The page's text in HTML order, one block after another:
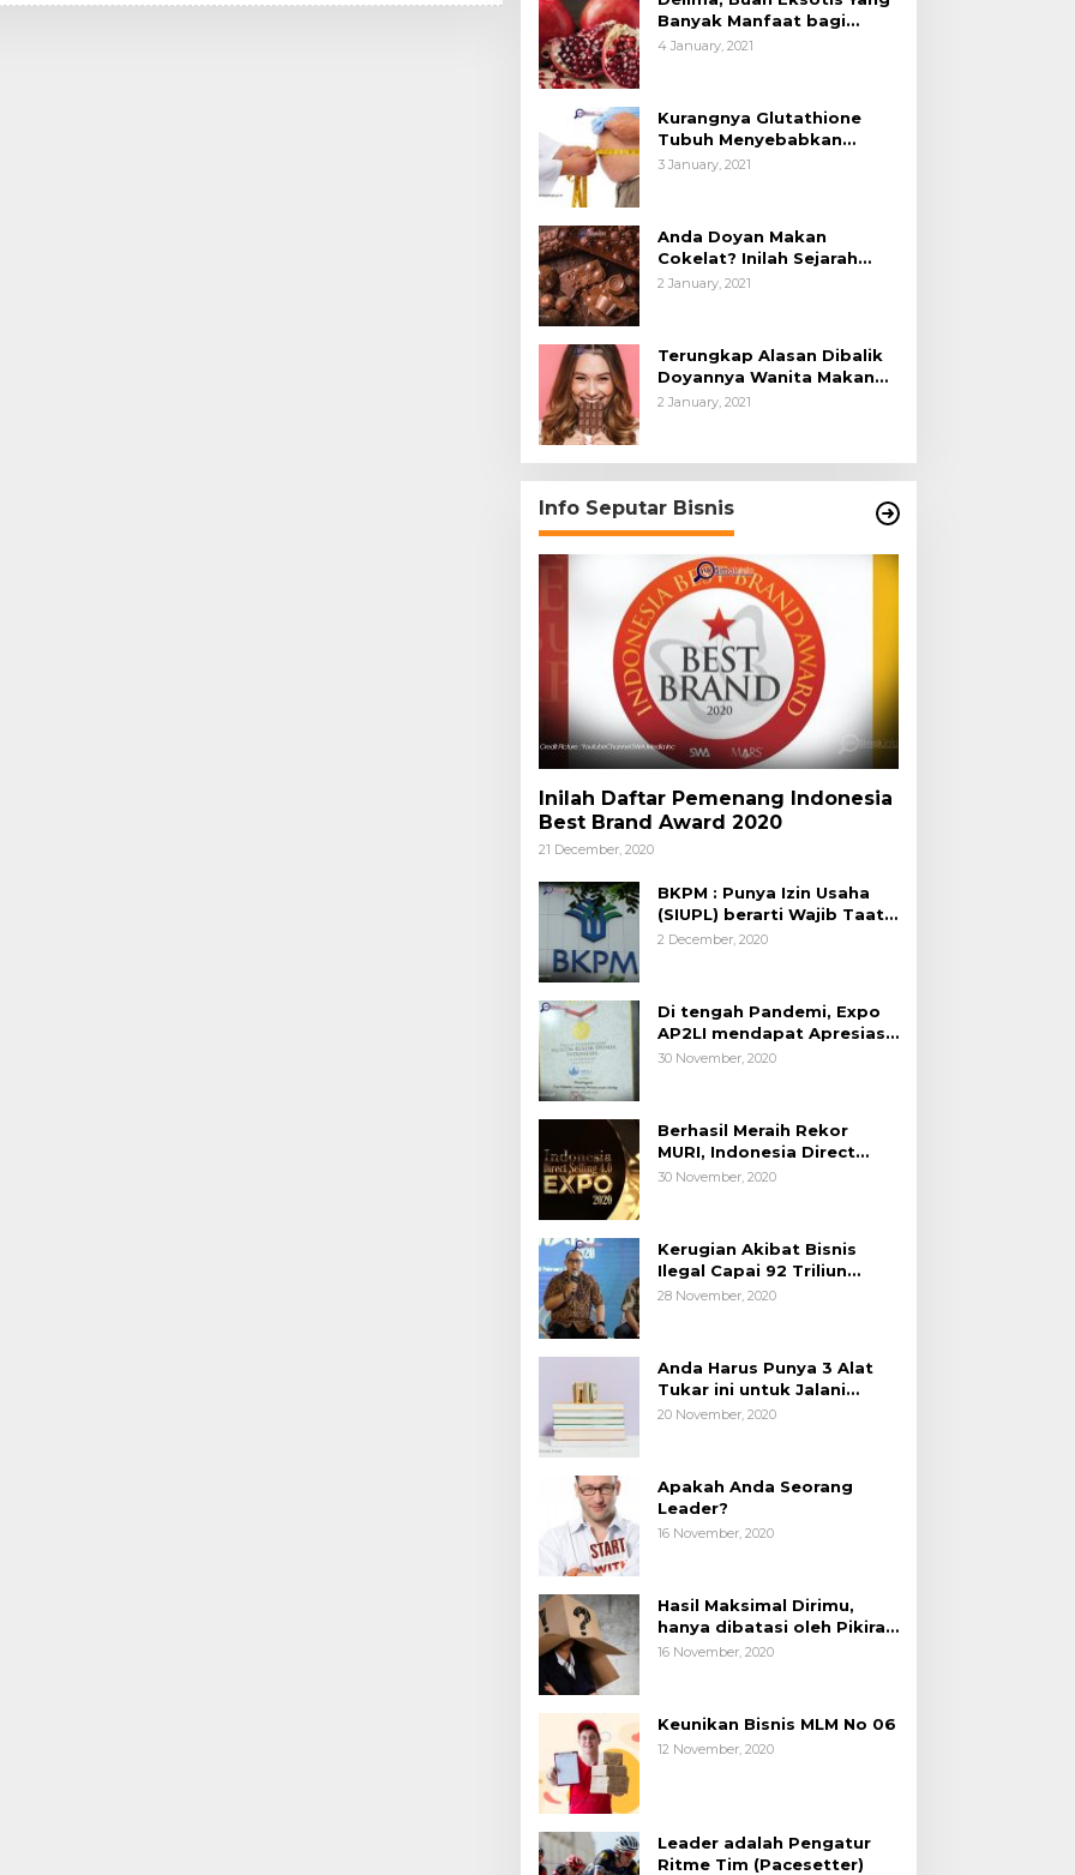
Banyak Manfaat bagi
Tubuh
4 January, 2021
Kurangnya Glutathione
Tubuh Menyebabkan
Obesitas
3 January, 2021
Anda Doyan Makan
Cokelat? Inilah Sejarah
Awalnya Cokelat di Dunia
2 January, 2021
Terungkap Alasan Dibalik
Doyannya Wanita Makan
Cokelat
2 January, 2021
Info Seputar Bisnis
Inilah Daftar Pemenang Indonesia
Best Brand Award 2020
21 December, 2020
BKPM : Punya Izin Usaha
(SIUPL) berarti Wajib Taat
Aturan
2 December, 2020
Di tengah Pandemi, Expo
AP2LI mendapat Apresiasi
Rekor MURI
30 November, 2020
Berhasil Meraih Rekor
MURI, Indonesia Direct
Selling 4.0 Expo 2020
30 November, 2020
Kerugian Akibat Bisnis
Ilegal Capai 92 Triliun
Rupiah, AP2LI menghimbau
28 November, 2020
Anda Harus Punya 3 Alat
Tukar ini untuk Jalani
Hidup.
20 November, 2020
Apakah Anda Seorang
Leader?
16 November, 2020
Hasil Maksimal Dirimu,
hanya dibatasi oleh Pikiran
Negatif.
16 November, 2020
Keunikan Bisnis MLM No 06
12 November, 2020
Leader adalah Pengatur
Ritme Tim (Pacesetter)